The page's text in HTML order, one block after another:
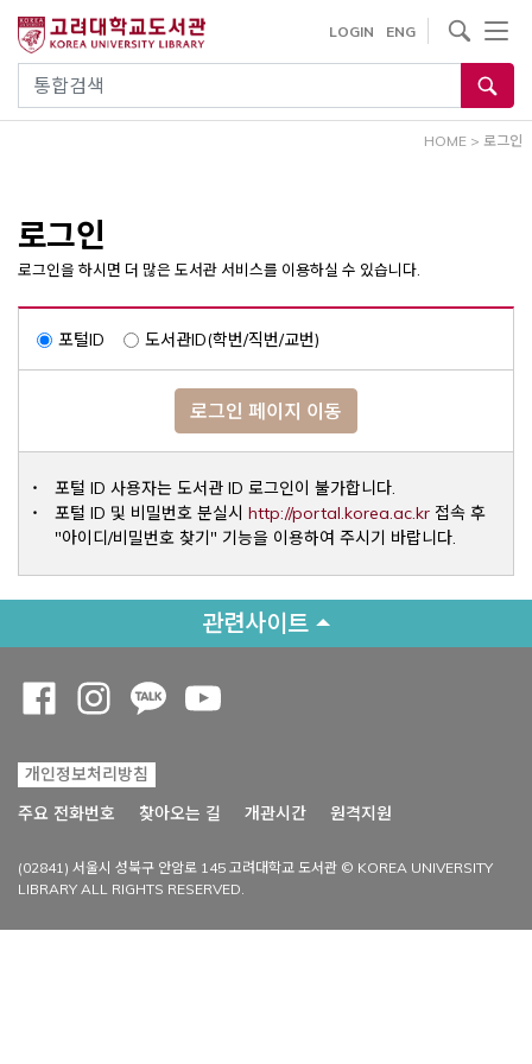
건
통합검색
LOGIN ENG
사이트내 검색
HOME > 로그인
로그인
로그인을 하시면 더 많은 도서관 서비스를 이용하실 수 있습니다.
포털ID 도서관ID(학번/직번/교번)
로그인 페이지 이동
포털 ID 사용자는 도서관 ID 로그인이 불가합니다.
포털 ID 및 비밀번호 분실시 http://portal.korea.ac.krOpens a
접속 후
"아이디/비밀번호 찾기" 기능을 이용하여 주시기 바랍니다.
관련사이트
개인정보처리방침
주요 전화번호
찾아오는 길 개관시간 원격지원
(02841) 서울시 성북구 안암로 145 고려대학교 도서관 © KOREA UNIVERSITY
LIBRARY ALL RIGHTS RESERVED.
Opens a new window
Opens a new window
Opens a new window